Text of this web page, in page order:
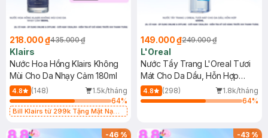
218.000 ₫435.000 ₫
Klairs
Nước Hoa Hồng Klairs Không
Mùi Cho Da Nhạy Cảm 180ml
4.8 (148)
1.5k/tháng
64%
Bill Klairs từ 299k Tặng Mặt Nạ
25ml (SL Có Hạn)
149.000 ₫249.000 ₫
L'Oreal
Nước Tẩy Trang L'Oreal Tươi
Mát Cho Da Dầu, Hỗn Hợp
400ml
4.8 (298)
1.8k/tháng
64%
-46% -43%